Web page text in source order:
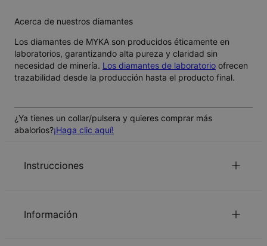
Acerca de nuestros diamantes
Los diamantes de MYKA son producidos éticamente en
laboratorios, garantizando alta pureza y claridad sin
necesidad de minería. Los diamantes de laboratorio ofrecen
trazabilidad desde la producción hasta el producto final.
¿Ya tienes un collar/pulsera y quieres comprar más
abalorios?¡Haga clic aquí!
Instrucciones
Haga Clic aquí para mirar el Guia de la longitud de la
Información